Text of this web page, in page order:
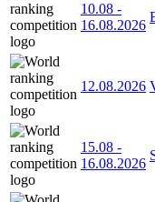
10.08 -
16.08.2026
12.08.2026
15.08 -
16.08.2026